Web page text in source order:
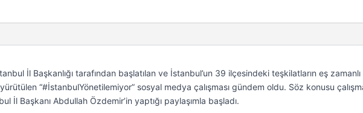
İl Başkanlığı tarafından başlatılan ve İstanbul’un 39 ilçesindeki teşkilatların eş zamanlı
yürütülen “#İstanbulYönetilemiyor” sosyal medya çalışması gündem oldu. Söz konusu
İl Başkanı Abdullah Özdemir’in yaptığı paylaşımla başladı.